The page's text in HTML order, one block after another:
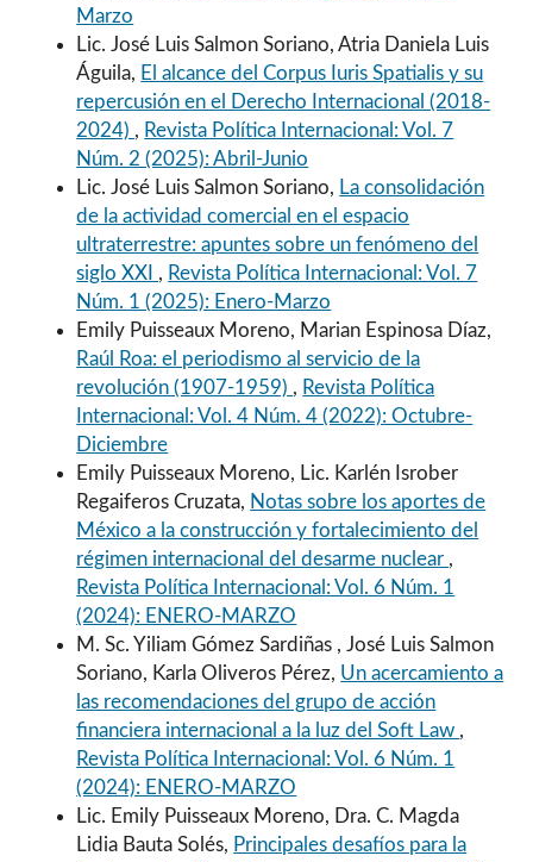
Marzo
Lic. José Luis Salmon Soriano, Atria Daniela Luis
Águila, El alcance del Corpus Iuris Spatialis y su
repercusión en el Derecho Internacional (2018-
2024) , Revista Política Internacional: Vol. 7
Núm. 2 (2025): Abril-Junio
Lic. José Luis Salmon Soriano, La consolidación
de la actividad comercial en el espacio
ultraterrestre: apuntes sobre un fenómeno del
siglo XXI , Revista Política Internacional: Vol. 7
Núm. 1 (2025): Enero-Marzo
Emily Puisseaux Moreno, Marian Espinosa Díaz,
Raúl Roa: el periodismo al servicio de la
revolución (1907-1959) , Revista Política
Internacional: Vol. 4 Núm. 4 (2022): Octubre-
Diciembre
Emily Puisseaux Moreno, Lic. Karlén Isrober
Regaiferos Cruzata, Notas sobre los aportes de
México a la construcción y fortalecimiento del
régimen internacional del desarme nuclear ,
Revista Política Internacional: Vol. 6 Núm. 1
(2024): ENERO-MARZO
M. Sc. Yiliam Gómez Sardiñas , José Luis Salmon
Soriano, Karla Oliveros Pérez, Un acercamiento a
las recomendaciones del grupo de acción
financiera internacional a la luz del Soft Law ,
Revista Política Internacional: Vol. 6 Núm. 1
(2024): ENERO-MARZO
Lic. Emily Puisseaux Moreno, Dra. C. Magda
Lidia Bauta Solés, Principales desafíos para la